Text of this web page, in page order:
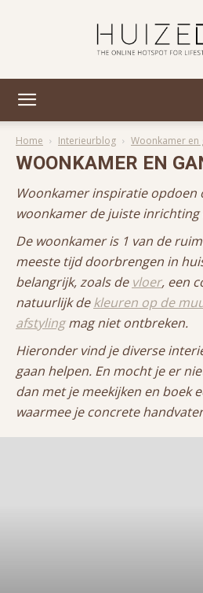
Home Interieurblog Woonkamer en
WOONKAMER EN
Woonkamer inspiratie opdoen
woonkamer de juiste inrichting
De woonkamer is 1 van de
meeste tijd doorbrengen in
belangrijk, zoals de vloer, een
natuurlijk dekleuren op de
afstylingmag niet ontbreken.
Hieronder vind je diverse
gaan helpen. En mocht je er
dan met je meekijken en boek
waarmee je concrete